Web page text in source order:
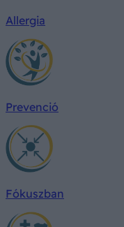
Allergia
Prevenció
Fókuszban